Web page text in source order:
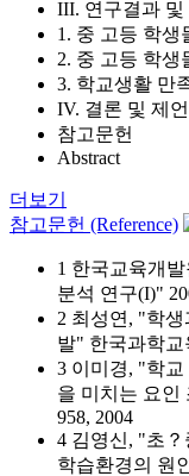
III. 연구결과 및
1. 중 고등 학생
2. 중 고등 학생
3. 학교생활 만
IV. 결론 및 제언
참고문헌
Abstract
더보기
참고문헌 (Reference)
1 한국교육개
분석 연구(I)"
2 최성연, "학
발" 한국과학교
3 이미경, "학
을 미치는 요인
958, 2004
4 김영신, "초
학습환경의 원